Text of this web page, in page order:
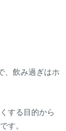
、飲み過ぎはホ
する目的から
す。